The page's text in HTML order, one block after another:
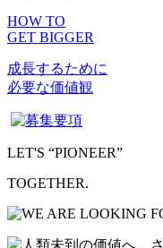
HOW TO
GET BIGGER
成長するために
必要な価値観
LET'S “PIONEER”
TOGETHER.